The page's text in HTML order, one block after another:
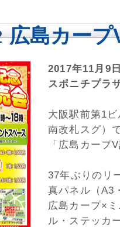
広島カー
2017年11月9
スポニチプラ
大阪駅前第1
南改札スグ）
「広島カープ
37年ぶりのリ
真パネル（A3
広島カープ×
ル・ステッカ